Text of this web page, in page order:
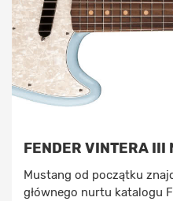
FENDER VINTERA III
Mustang od początku
głównego nurtu katalogu